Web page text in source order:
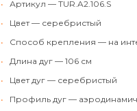
•
Артикул — TUR.A2.106.S
•
Цвет — серебристый
•
Способ крепления — на
•
Длина дуг — 106 см
•
Цвет дуг — серебристый
•
Профиль дуг —